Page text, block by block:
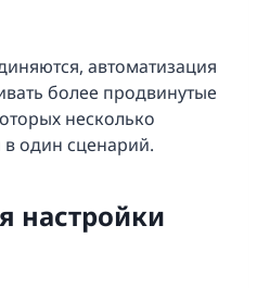
автоматизация
более продвинутые
несколько
один сценарий.
настройки